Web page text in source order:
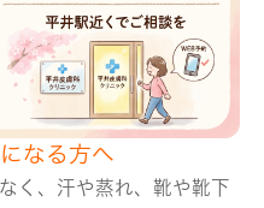
なる方へ
く、汗や蒸れ、靴や靴下